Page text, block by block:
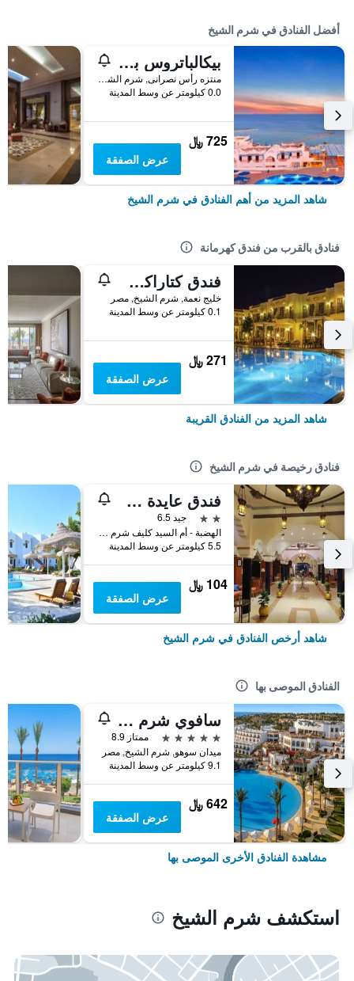
أفضل الفنادق في شرم الشيخ
بيكالباتروس بالاس شرم آند أكوا بارك
منتزه رأس نصرانى, شرم الشيخ, مصر
0.0 كيلومتر عن وسط المدينة
725 ﷼
عرض الصفقة
شاهد المزيد من أهم الفنادق في شرم الشيخ
فنادق بالقرب من فندق كهرمانة
فندق كتاراكت ليالينا
خليج نعمة, شرم الشيخ, مصر
0.1 كيلومتر عن وسط المدينة
271 ﷼
عرض الصفقة
شاهد المزيد من الفنادق القريبة
فنادق رخيصة في شرم الشيخ
فندق عايدة شرم الشيخ
2 نجمتين
جيد 6.5
الهضبة - أم السيد كليف شرم الشيخ, شرم الشيخ, مصر
5.5 كيلومتر عن وسط المدينة
104 ﷼
عرض الصفقة
شاهد أرخص الفنادق في شرم الشيخ
الفنادق الموصى بها
سافوي شرم الشيخ
5 نجوم
ممتاز 8.9
ميدان سوهو, شرم الشيخ, مصر
9.1 كيلومتر عن وسط المدينة
642 ﷼
عرض الصفقة
مشاهدة الفنادق الأخرى الموصى بها
استكشف شرم الشيخ